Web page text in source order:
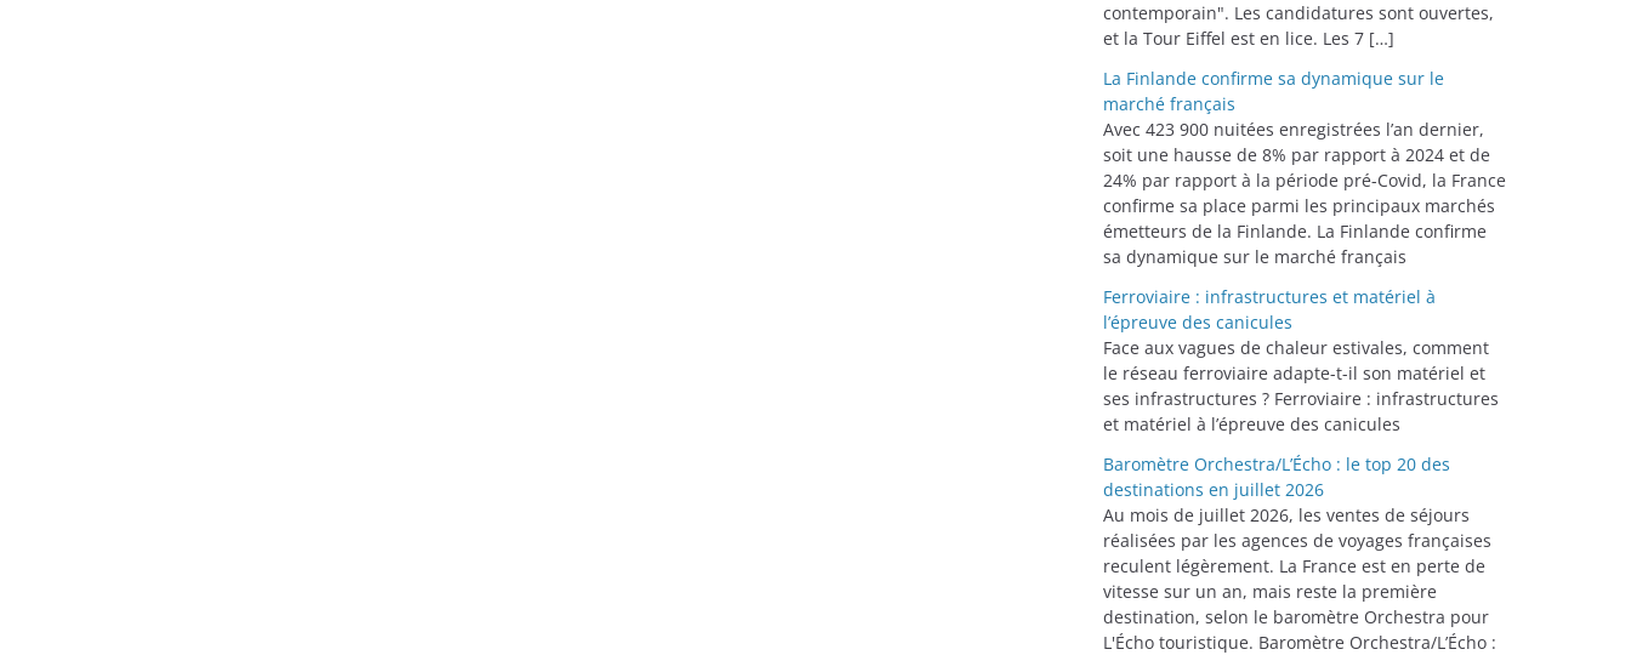
contemporain". Les candidatures sont ouvertes,
et la Tour Eiffel est en lice. Les 7 […]
La Finlande confirme sa dynamique sur le
marché français
Avec 423 900 nuitées enregistrées l’an dernier,
soit une hausse de 8% par rapport à 2024 et de
24% par rapport à la période pré-Covid, la France
confirme sa place parmi les principaux marchés
émetteurs de la Finlande. La Finlande confirme
sa dynamique sur le marché français
Ferroviaire : infrastructures et matériel à
l’épreuve des canicules
Face aux vagues de chaleur estivales, comment
le réseau ferroviaire adapte-t-il son matériel et
ses infrastructures ? Ferroviaire : infrastructures
et matériel à l’épreuve des canicules
Baromètre Orchestra/L’Écho : le top 20 des
destinations en juillet 2026
Au mois de juillet 2026, les ventes de séjours
réalisées par les agences de voyages françaises
reculent légèrement. La France est en perte de
vitesse sur un an, mais reste la première
destination, selon le baromètre Orchestra pour
L'Écho touristique. Baromètre Orchestra/L’Écho :